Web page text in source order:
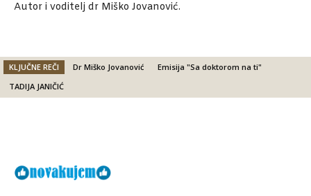
Autor i voditelj dr Miško Jovanović.
KLJUČNE REČI Dr Miško Jovanović
Emisija "Sa doktorom na ti"
TADIJA JANIČIĆ